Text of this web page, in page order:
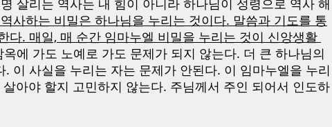
살리는 역사는 내 힘이 아니라 하나님이 성령으로 역사 해
사하는 비밀은 하나님을 누리는 것이다. 말씀과 기도를 통
다. 매일, 매 순간 임마누엘 비밀을 누리는 것이 신앙생활
에 가도 노예로 가도 문제가 되지 않는다. 더 큰 하나님의
이 사실을 누리는 자는 문제가 안된다. 이 임마누엘을 누리
아야 할지 고민하지 않는다. 주님께서 주인 되어서 인도하